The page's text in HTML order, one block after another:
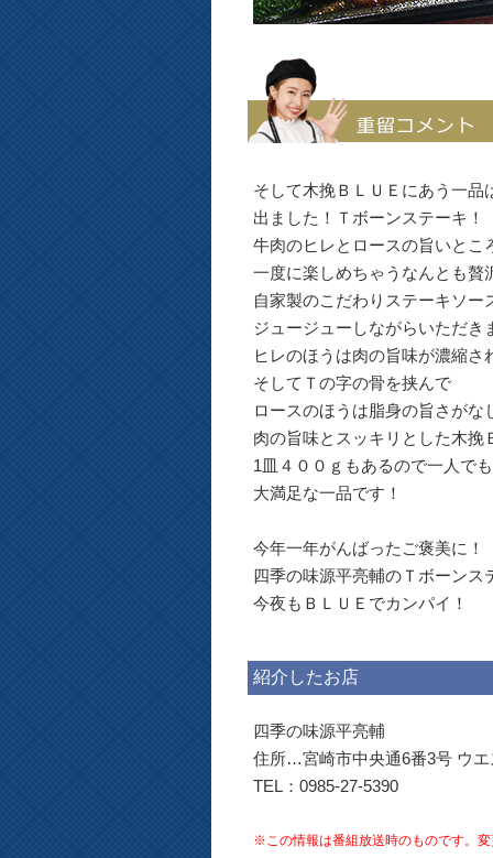
そして木挽ＢＬＵＥにあう一品
出ました！Ｔボーンステーキ！
牛肉のヒレとロースの旨いとこ
一度に楽しめちゃうなんとも贅
自家製のこだわりステーキソ
ジュージューしながらいただき
ヒレのほうは肉の旨味が濃縮
そしてＴの字の骨を挟んで
ロースのほうは脂身の旨さがな
肉の旨味とスッキリとした木挽
1皿４００ｇもあるので一人で
大満足な一品です！
今年一年がんばったご褒美に！
四季の味源平亮輔のＴボーンス
今夜もＢＬＵＥでカンパイ！
紹介したお店
四季の味源平亮輔
住所…宮崎市中央通6番3号 ウエ
TEL：0985-27-5390
※この情報は番組放送時のものです。